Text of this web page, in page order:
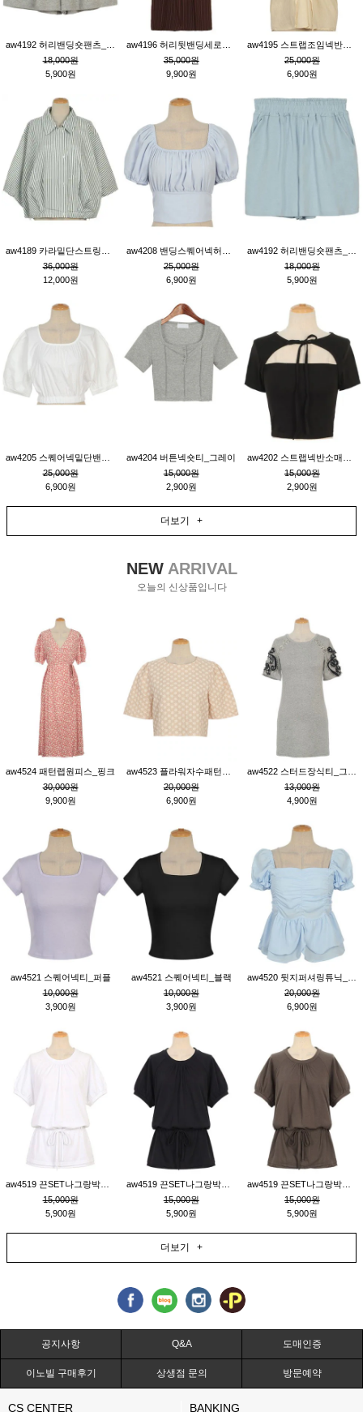
18,000원
5,900원
35,000원
9,900원
25,000원
6,900원
36,000원
12,000원
25,000원
6,900원
18,000원
5,900원
25,000원
6,900원
aw4204 버튼넥숏티_그레이
15,000원
2,900원
15,000원
2,900원
더보기 +
NEWARRIVAL
오늘의 신상품입니다
aw4524 패턴랩원피스_핑크
30,000원
9,900원
20,000원
6,900원
13,000원
4,900원
aw4521 스퀘어넥티_퍼플
10,000원
3,900원
aw4521 스퀘어넥티_블랙
10,000원
3,900원
20,000원
6,900원
15,000원
5,900원
15,000원
5,900원
15,000원
5,900원
더보기 +
공지사항 Q&A 도매인증
이노빌 구매후기 상생점 문의 방문예약
CS CENTER BANKING